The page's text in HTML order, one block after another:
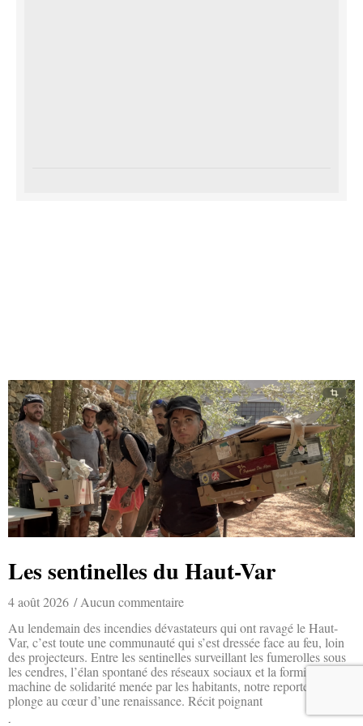
Les sentinelles du Haut-Var
4 août 2026
Aucun commentaire
Au lendemain des incendies dévastateurs qui ont ravagé le Haut-
Var, c’est toute une communauté qui s’est dressée face au feu, loin
des projecteurs. Entre les sentinelles surveillant les fumerolles sous
les cendres, l’élan spontané des réseaux sociaux et la formidable
machine de solidarité menée par les habitants, notre reporter nous
plonge au cœur d’une renaissance. Récit poignant